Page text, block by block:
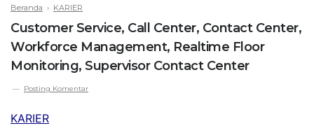
Beranda › KARIER
Customer Service, Call Center, Contact Center,
Workforce Management, Realtime Floor
Monitoring, Supervisor Contact Center
Posting Komentar
KARIER